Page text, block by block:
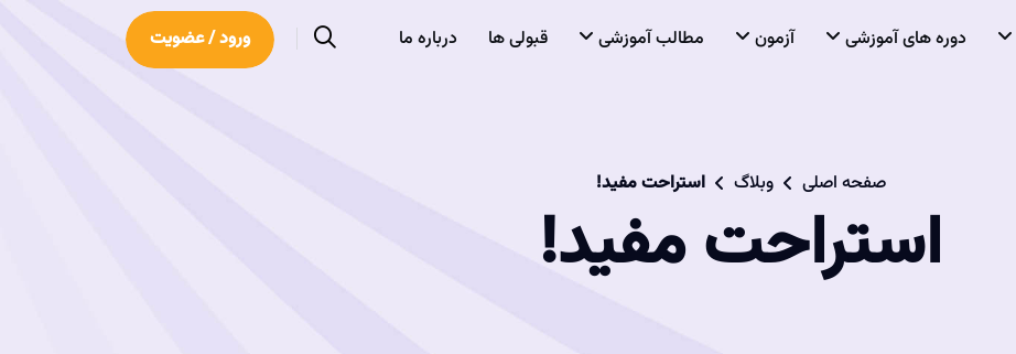
دوره های آموزشی آزمون مطالب آموزشی قبولی ها درباره ما ورود / عضویت
صفحه اصلی وبلاگ استراحت مفید!
استراحت مفید!